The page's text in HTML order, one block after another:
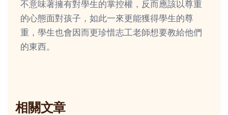
不意味著擁有對學生的掌控權，反而應該以尊重
的心態面對孩子，如此一來更能獲得學生的尊
重，學生也會因而更珍惜志工老師想要教給他們
的東西。
相關文章